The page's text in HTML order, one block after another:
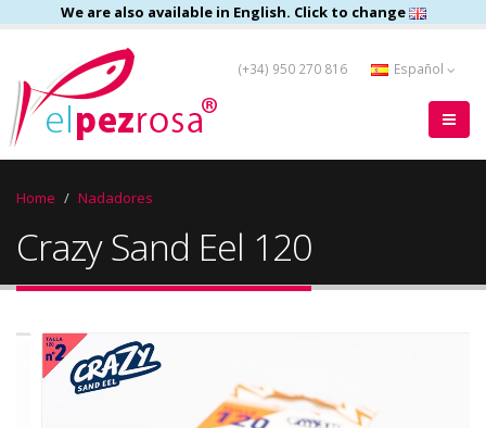
We are also available in English. Click to change
(+34) 950 270 816 Español
Home Nadadores
Crazy Sand Eel 120